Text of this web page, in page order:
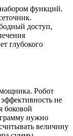
функций.
доступ,
глубокого
Робот
не
боковой
нужно
величину